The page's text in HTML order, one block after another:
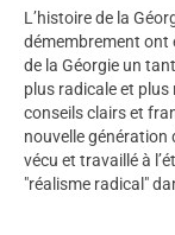
L’histoire de la
démembrement ont
de la Géorgie un
plus radicale et
conseils clairs et
nouvelle génération
vécu et travaillé à
"réalisme radical"